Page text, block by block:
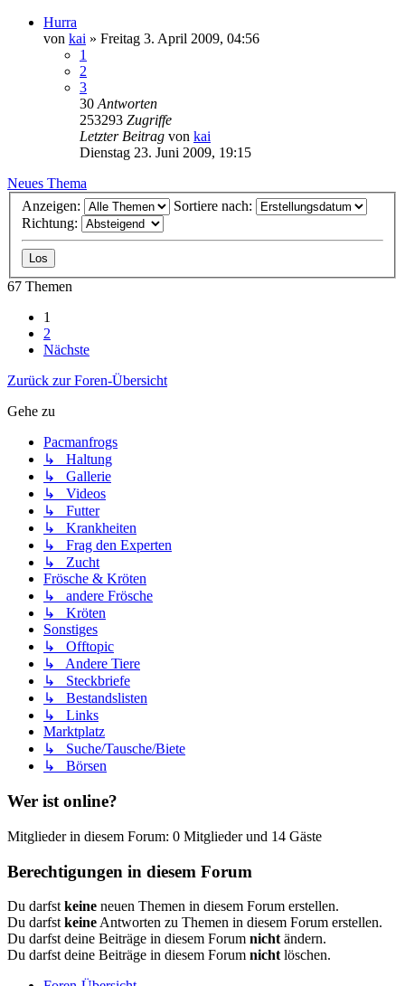
Hurra
von kai » Freitag 3. April 2009, 04:56
1
2
3
30 Antworten
253293 Zugriffe
Letzter Beitrag von kai
Dienstag 23. Juni 2009, 19:15
Neues Thema
Anzeigen:
Sortiere nach:
Richtung:
67 Themen
1
2
Nächste
Zurück zur Foren-Übersicht
Gehe zu
Pacmanfrogs
↳ Haltung
↳ Gallerie
↳ Videos
↳ Futter
↳ Krankheiten
↳ Frag den Experten
↳ Zucht
Frösche & Kröten
↳ andere Frösche
↳ Kröten
Sonstiges
↳ Offtopic
↳ Andere Tiere
↳ Steckbriefe
↳ Bestandslisten
↳ Links
Marktplatz
↳ Suche/Tausche/Biete
↳ Börsen
Wer ist online?
Mitglieder in diesem Forum: 0 Mitglieder und 14 Gäste
Berechtigungen in diesem Forum
Du darfst keine neuen Themen in diesem Forum erstellen.
Du darfst keine Antworten zu Themen in diesem Forum erstellen.
Du darfst deine Beiträge in diesem Forum nicht ändern.
Du darfst deine Beiträge in diesem Forum nicht löschen.